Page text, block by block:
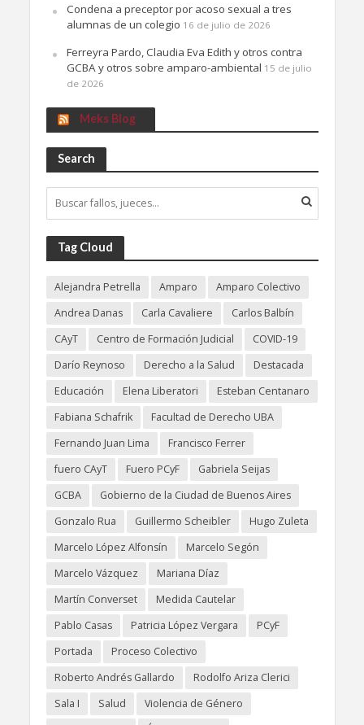
Condena a preceptor por acoso sexual a tres
alumnas de un colegio 16 de julio de 2026
Ferreyra Pardo, Claudia Eva Edith y otros contra
GCBA y otros sobre amparo-ambiental 15 de julio
de 2026
Meks Blog
Search
Tag Cloud
Alejandra Petrella Amparo
Amparo Colectivo
Andrea Danas
Carla Cavaliere
Carlos Balbín
CAyT
Centro de Formación Judicial
COVID-19
Darío Reynoso
Derecho a la Salud
Destacada
Educación
Elena Liberatori
Esteban Centanaro
Fabiana Schafrik
Facultad de Derecho UBA
Fernando Juan Lima
Francisco Ferrer
fuero CAyT
Fuero PCyF
Gabriela Seijas
GCBA
Gobierno de la Ciudad de Buenos Aires
Gonzalo Rua
Guillermo Scheibler
Hugo Zuleta
Marcelo López Alfonsín
Marcelo Segón
Marcelo Vázquez
Mariana Díaz
Martín Converset
Medida Cautelar
Pablo Casas
Patricia López Vergara
PCyF
Portada
Proceso Colectivo
Roberto Andrés Gallardo
Rodolfo Ariza Clerici
Sala I
Salud
Violencia de Género